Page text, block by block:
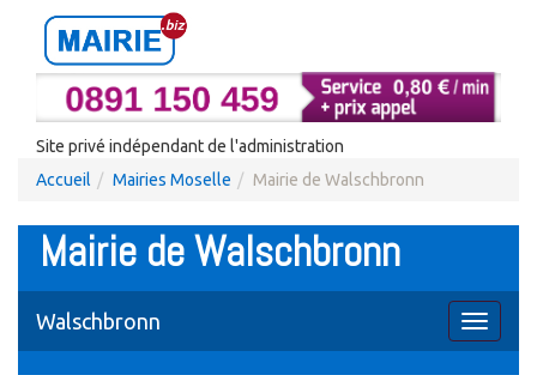
Site privé indépendant de l'administration
Accueil
Mairies Moselle Mairie de Walschbronn
Mairie de Walschbronn
Toggle
Walschbronn